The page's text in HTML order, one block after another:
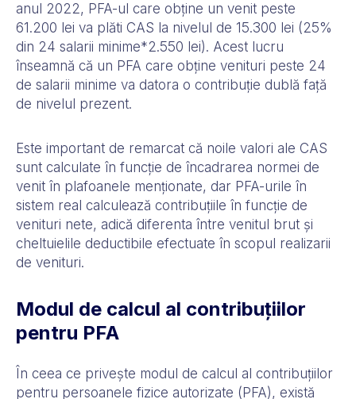
anul 2022, PFA-ul care obține un venit peste
61.200 lei va plăti CAS la nivelul de 15.300 lei (25%
din 24 salarii minime*2.550 lei). Acest lucru
înseamnă că un PFA care obține venituri peste 24
de salarii minime va datora o contribuție dublă față
de nivelul prezent.
Este important de remarcat că noile valori ale CAS
sunt calculate în funcție de încadrarea normei de
venit în plafoanele menționate, dar PFA-urile în
sistem real calculează contribuțiile în funcție de
venituri nete, adică diferenta între venitul brut și
cheltuielile deductibile efectuate în scopul realizarii
de venituri.
Modul de calcul al contribuțiilor
pentru PFA
În ceea ce privește modul de calcul al contribuțiilor
pentru persoanele fizice autorizate (PFA), există